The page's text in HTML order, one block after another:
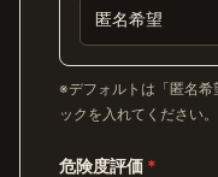
※デフォルトは「匿名希
ックを入れてください。
危険度評価 *